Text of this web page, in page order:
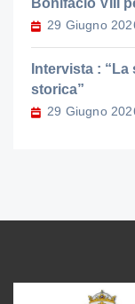
29 Giugno
Intervista :
storica”
29 Giugno